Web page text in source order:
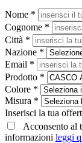
Nome *
Cognome *
Città *
Nazione *
Email *
Prodotto *
Colore *
Misura *
Inserisci la tua
Acconsento al
informazioni leggi